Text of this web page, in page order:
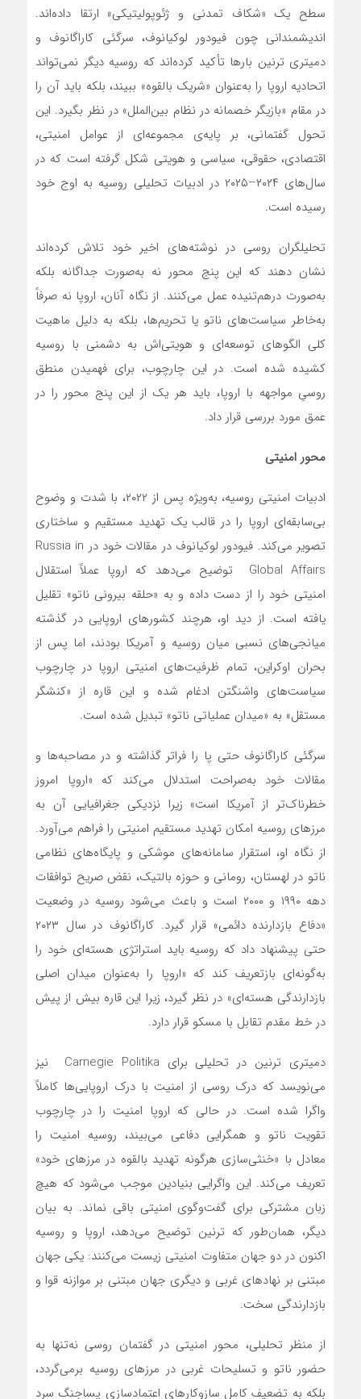
سطح یک «شکاف تمدنی و ژئوپولیتیکی» ارتقا داده‌اند.
اندیشمندانی چون فیودور لوکیانوف، سرگئی کاراگانوف و
دمیتری ترنین بارها تأکید کرده‌اند که روسیه دیگر نمی‌تواند
اتحادیه اروپا را به‌عنوان «شریک بالقوه» ببیند، بلکه باید آن را
در مقام «بازیگر خصمانه در نظام بین‌الملل» در نظر بگیرد. این
تحول گفتمانی، بر پایه‌ی مجموعه‌ای از عوامل امنیتی،
اقتصادی، حقوقی، سیاسی و هویتی شکل گرفته است که در
سال‌های ۲۰۲۴–۲۰۲۵ در ادبیات تحلیلی روسیه به اوج خود
رسیده است.
تحلیلگران روسی در نوشته‌های اخیر خود تلاش کرده‌اند
نشان دهند که این پنج محور نه به‌صورت جداگانه بلکه
به‌صورت درهم‌تنیده عمل می‌کنند. از نگاه آنان، اروپا نه صرفاً
به‌خاطر سیاست‌های ناتو یا تحریم‌ها، بلکه به دلیل ماهیت
کلی الگوهای توسعه‌ای و هویتی‌اش به دشمنی با روسیه
کشیده شده است. در این چارچوب، برای فهمیدن منطق
روسیِ مواجهه با اروپا، باید هر یک از این پنج محور را در
عمق مورد بررسی قرار داد.
محور امنیتی
ادبیات امنیتی روسیه، به‌ویژه پس از ۲۰۲۲، با شدت و وضوح
بی‌سابقه‌ای اروپا را در قالب یک تهدید مستقیم و ساختاری
تصویر می‌کند. فیودور لوکیانوف در مقالات خود در Russia in
Global Affairs توضیح می‌دهد که اروپا عملاً استقلال
امنیتی خود را از دست داده و به «حلقه بیرونی ناتو» تقلیل
یافته است. از دید او، هرچند کشورهای اروپایی در گذشته
میانجی‌های نسبی میان روسیه و آمریکا بودند، اما پس از
بحران اوکراین، تمام ظرفیت‌های امنیتی اروپا در چارچوب
سیاست‌های واشنگتن ادغام شده و این قاره از «کنشگر
مستقل» به «میدان عملیاتی ناتو» تبدیل شده است.
سرگئی کاراگانوف حتی پا را فراتر گذاشته و در مصاحبه‌ها و
مقالات خود به‌صراحت استدلال می‌کند که «اروپا امروز
خطرناک‌تر از آمریکا است» زیرا نزدیکی جغرافیایی آن به
مرزهای روسیه امکان تهدید مستقیم امنیتی را فراهم می‌آورد.
از نگاه او، استقرار سامانه‌های موشکی و پایگاه‌های نظامی
ناتو در لهستان، رومانی و حوزه بالتیک، نقض صریح توافقات
دهه ۱۹۹۰ و ۲۰۰۰ است و باعث می‌شود روسیه در وضعیت
«دفاع بازدارنده دائمی» قرار گیرد. کاراگانوف در سال ۲۰۲۳
حتی پیشنهاد داد که روسیه باید استراتژی هسته‌ای خود را
به‌گونه‌ای بازتعریف کند که «اروپا را به‌عنوان میدان اصلی
بازدارندگی هسته‌ای» در نظر گیرد، زیرا این قاره بیش از پیش
در خط مقدم تقابل با مسکو قرار دارد.
دمیتری ترنین در تحلیلی برای Carnegie Politika نیز
می‌نویسد که درک روسی از امنیت با درک اروپایی‌ها کاملاً
واگرا شده است. در حالی که اروپا امنیت را در چارچوب
تقویت ناتو و همگرایی دفاعی می‌بیند، روسیه امنیت را
معادل با «خنثی‌سازی هرگونه تهدید بالقوه در مرزهای خود»
تعریف می‌کند. این واگرایی بنیادین موجب می‌شود که هیچ
زبان مشترکی برای گفت‌وگوی امنیتی باقی نماند. به بیان
دیگر، همان‌طور که ترنین توضیح می‌دهد، اروپا و روسیه
اکنون در دو جهان متفاوت امنیتی زیست می‌کنند: یکی جهان
مبتنی بر نهادهای غربی و دیگری جهان مبتنی بر موازنه قوا و
بازدارندگی سخت.
از منظر تحلیلی، محور امنیتی در گفتمان روسی نه‌تنها به
حضور ناتو و تسلیحات غربی در مرزهای روسیه برمی‌گردد،
بلکه به تضعیف کامل سازوکارهای اعتمادسازی پساجنگ سرد